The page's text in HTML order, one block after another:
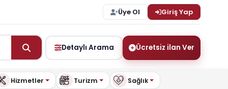
Üye Ol Giriş Yap
Detaylı Arama Ücretsiz ilan Ver
Hizmetler Turizm Sağlık